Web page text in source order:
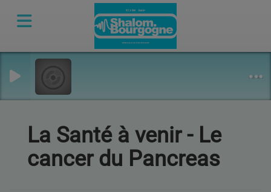
La Santé à venir - Le
cancer du Pancreas